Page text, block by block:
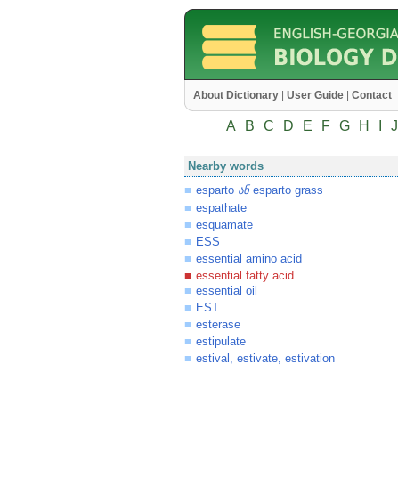
About Dictionary User Guide Contact
A B C D E F G H J
Nearby words
esparto ანesparto grass
espathate
esquamate
ESS
essential amino acid
essential fatty acid
essential oil
EST
esterase
estipulate
estival, estivate, estivation